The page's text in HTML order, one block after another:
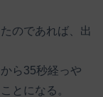
のであれば、出
ら35秒経っや
とになる。